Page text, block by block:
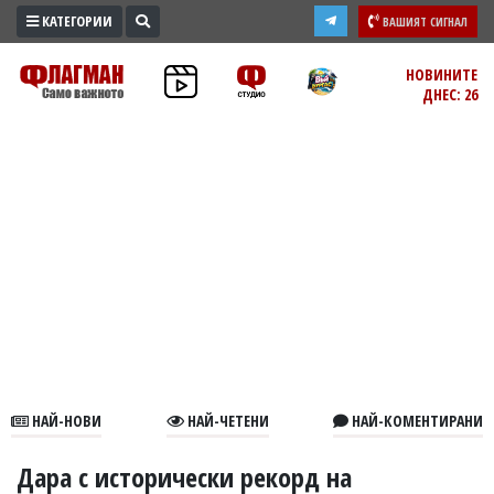
ПРОМО
ЗОНА
КАТЕГОРИИ ВАШИЯТ СИГНАЛ
НОВИНИТЕ
ДНЕС: 26
НАЙ-НОВИ НАЙ-ЧЕТЕНИ НАЙ-КОМЕНТИРАНИ
Дара с исторически рекорд на